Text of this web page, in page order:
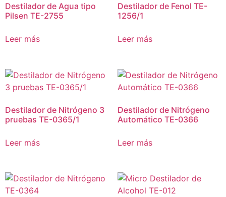
Destilador de Agua tipo
Pilsen TE-2755
Leer más
Destilador de Fenol TE-
1256/1
Leer más
Destilador de Nitrógeno 3
pruebas TE-0365/1
Leer más
Destilador de Nitrógeno
Automático TE-0366
Leer más